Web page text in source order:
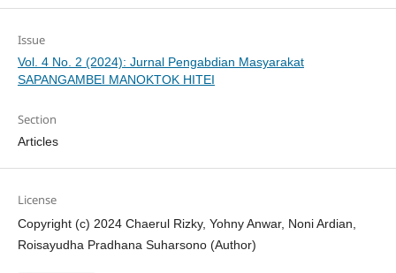
Issue
Vol. 4 No. 2 (2024): Jurnal Pengabdian Masyarakat
SAPANGAMBEI MANOKTOK HITEI
Section
Articles
License
Copyright (c) 2024 Chaerul Rizky, Yohny Anwar, Noni Ardian,
Roisayudha Pradhana Suharsono (Author)